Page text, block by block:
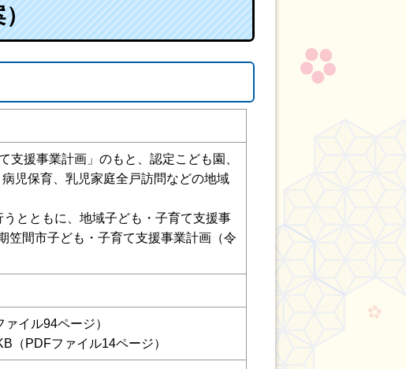
援事業計画」のもと、認定こども園、
児保育、乳児家庭全戸訪問などの地域
とともに、地域子ども・子育て支援事
笠間市子ども・子育て支援事業計画（令
イル94ページ）
（PDFファイル14ページ）